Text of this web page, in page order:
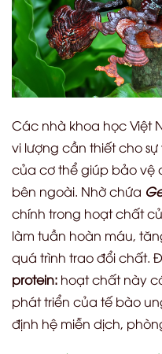
Các nhà khoa học Việt
vi lượng cần thiết cho
của cơ thể giúp bảo vệ
bên ngoài. Nhờ chứa
chính trong hoạt chất
làm tuần hoàn máu,
quá trình trao đổi chất.
protein: hoạt chất này
phát triển của tế bào
định hệ miễn dịch,